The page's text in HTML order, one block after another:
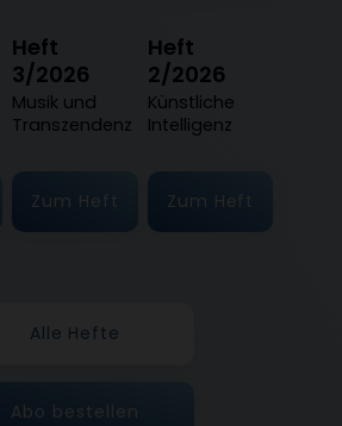
Heft
3/2026
:
Musik und
Transzendenz
Zum Heft
Heft
2/2026
:
Künstliche
Intelligenz
Zum Heft
Alle Hefte
Abo bestellen